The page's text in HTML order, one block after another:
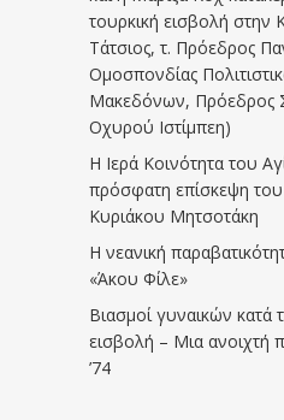
τουρκική εισβολή στην
Τάτσιος, τ. Πρόεδρος
Ομοσπονδίας
Μακεδόνων, Πρόεδρος
Οχυρού Ιστίμπεη)
Η Ιερά Κοινότητα του
πρόσφατη επίσκεψη
Κυριάκου Μητσοτάκη
Η νεανική
«Άκου Φίλε»
Βιασμοί γυναικών κατά
εισβολή – Μια ανοιχτή
’74